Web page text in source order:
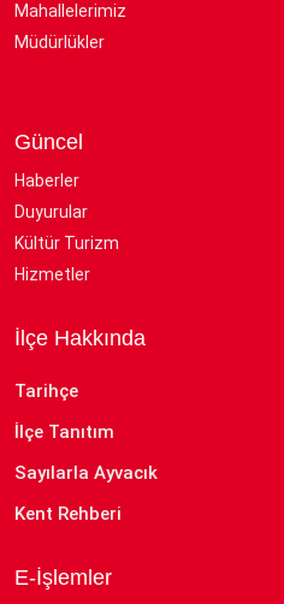
Mahallelerimiz
Müdürlükler
Güncel
Haberler
Duyurular
Kültür Turizm
Hizmetler
İlçe Hakkında
Tarihçe
İlçe Tanıtım
Sayılarla Ayvacık
Kent Rehberi
E-İşlemler